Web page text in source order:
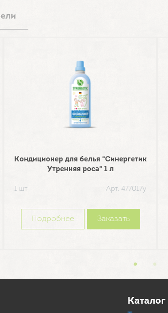
Кондиционер для белья "Синергетик
Утренняя роса" 1 л
1 шт Арт: 477017у
Подробнее Заказать
Каталог